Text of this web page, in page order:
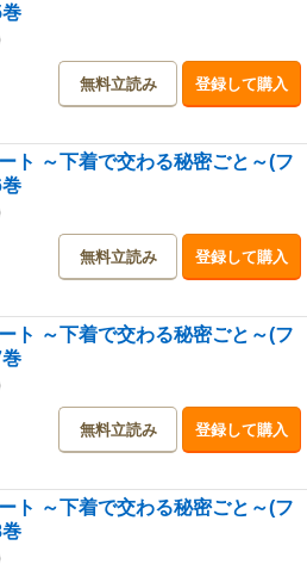
無料立読み 登録して購入
ト ～下着で交わる秘密ごと～(フ
無料立読み 登録して購入
ト ～下着で交わる秘密ごと～(フ
無料立読み 登録して購入
ト ～下着で交わる秘密ごと～(フ